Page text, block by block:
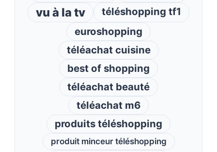
vu à la tv
téléshopping tf1
euroshopping
téléachat cuisine
best of shopping
téléachat beauté
téléachat m6
produits téléshopping
produit minceur téléshopping